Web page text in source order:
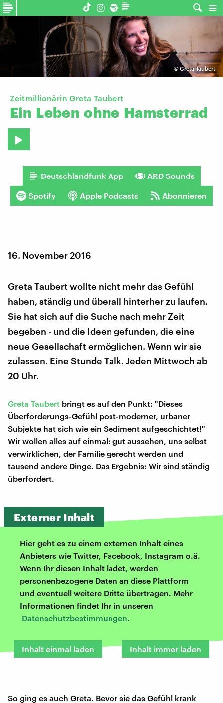
© Greta Taubert
Zeitmillionärin Greta Taubert
Ein Leben ohne Hamsterrad
Deutschlandfunk App ARD Sounds
Spotify Apple Podcasts Abonnieren
16. November 2016
Greta Taubert wollte nicht mehr das Gefühl
haben, ständig und überall hinterher zu laufen.
Sie hat sich auf die Suche nach mehr Zeit
begeben - und die Ideen gefunden, die eine
neue Gesellschaft ermöglichen. Wenn wir sie
zulassen. Eine Stunde Talk. Jeden Mittwoch ab
20 Uhr.
Greta Taubert bringt es auf den Punkt: "Dieses
Überforderungs-Gefühl post-moderner, urbaner
Subjekte hat sich wie ein Sediment aufgeschichtet!"
Wir wollen alles auf einmal: gut aussehen, uns selbst
verwirklichen, der Familie gerecht werden und
tausend andere Dinge. Das Ergebnis: Wir sind ständig
überfordert.
Externer Inhalt
Hier geht es zu einem externen Inhalt eines
Anbieters wie Twitter, Facebook, Instagram o.ä.
Wenn Ihr diesen Inhalt ladet, werden
personenbezogene Daten an diese Plattform
und eventuell weitere Dritte übertragen. Mehr
Informationen findet Ihr in unseren
Datenschutzbestimmungen.
Inhalt einmal laden Inhalt immer laden
So ging es auch Greta. Bevor sie das Gefühl krank